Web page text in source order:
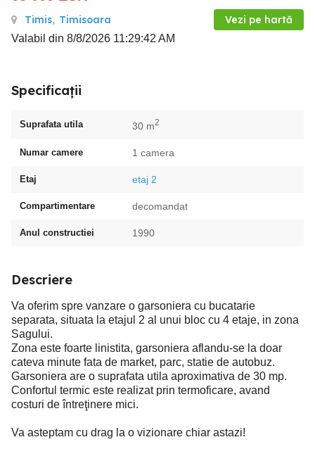
Timis, Timisoara Vezi pe hartă
Valabil din 8/8/2026 11:29:42 AM
Specificații
Suprafata utila 30 m2
Numar camere 1 camera
Etaj etaj 2
Compartimentare decomandat
Anul constructiei 1990
Descriere
Va oferim spre vanzare o garsoniera cu bucatarie
separata, situata la etajul 2 al unui bloc cu 4 etaje, in zona
Sagului.
Zona este foarte linistita, garsoniera aflandu-se la doar
cateva minute fata de market, parc, statie de autobuz.
Garsoniera are o suprafata utila aproximativa de 30 mp.
Confortul termic este realizat prin termoficare, avand
costuri de întreţinere mici.
Va asteptam cu drag la o vizionare chiar astazi!